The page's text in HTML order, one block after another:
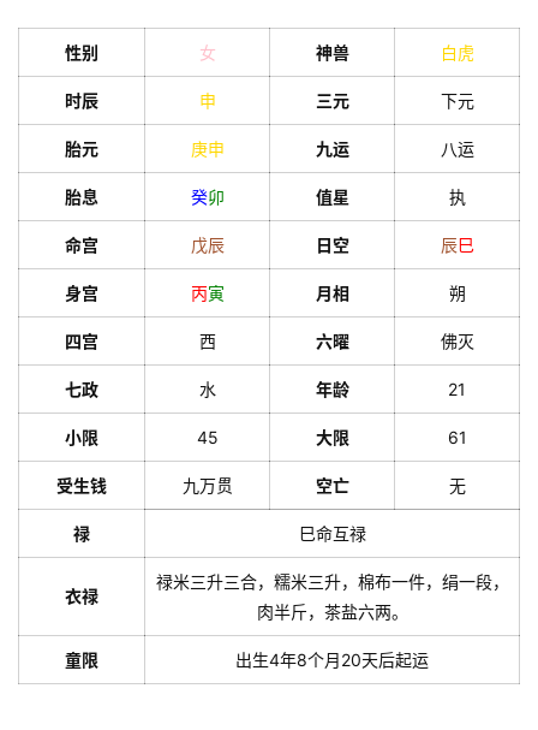
性别 女 神兽 白虎
时辰 申 三元 下元
胎元 庚申 九运 八运
胎息 癸卯 值星 执
命宫 戊辰 日空 辰巳
身宫 丙寅 月相 朔
四宫 西 六曜 佛灭
七政 水 年龄 21
小限 45 大限 61
受生钱 九万贯 空亡 无
禄 巳命互禄
衣禄
禄米三升三合，糯米三升，棉布一件，绢一段，
肉半斤，茶盐六两。
童限 出生4年8个月20天后起运